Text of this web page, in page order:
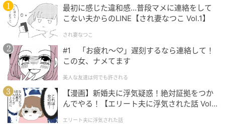
ンフォメーション 0120-346-376（フリーダイヤル）
次の記事
【大人のための韓国グルメ】ソウル旅の夜は
ン。
の記事をもっとみる
最初に感じた違和感…普段マメに連絡をして
こない夫からのLINE【され妻なつこ Vol.1】
され妻なつこ
#1 「お疲れ〜♡」遅刻するなら連絡して！
この女、ナメてます
美人な友達は何でも許される
【漫画】新婚夫に浮気疑惑！絶対証拠をつか
んでやる！【エリート夫に浮気された話 Vol.
エリート夫に浮気された話